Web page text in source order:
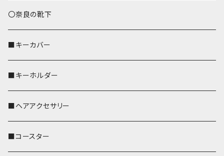
トートバッグ（L）
バッグインバッグ
ハシビロコウ
オカメインコ
歌うオカメちゃん
おかめ３兄弟
セキセイインコ
文鳥
鹿
〇奈良の靴下
■キーカバー
■キーホルダー
■ヘアアクセサリー
■コースター